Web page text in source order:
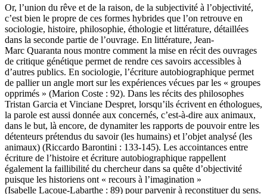
Or, l’union du rêve et de la raison, de la subjectivité à l’objectivité,
c’est bien le propre de ces formes hybrides que l’on retrouve en
sociologie, histoire, philosophie, éthologie et littérature, détaillées
dans la seconde partie de l’ouvrage. En littérature, Jean-
Marc Quaranta nous montre comment la mise en récit des ouvrages
de critique génétique permet de rendre ces savoirs accessibles à
d’autres publics. En sociologie, l’écriture autobiographique permet
de pallier un angle mort sur les expériences vécues par les « groupes
opprimés » (Marion Coste : 92). Dans les récits des philosophes
Tristan Garcia et Vinciane Despret, lorsqu’ils écrivent en éthologues,
la parole est aussi donnée aux concernés, c’est-à-dire aux animaux,
dans le but, là encore, de dynamiter les rapports de pouvoir entre les
détenteurs prétendus du savoir (les humains) et l’objet analysé (les
animaux) (Riccardo Barontini : 133-145). Les accointances entre
écriture de l’histoire et écriture autobiographique rappellent
également la faillibilité du chercheur dans sa quête d’objectivité
puisque les historiens ont « recours à l’imagination »
(Isabelle Lacoue-Labarthe : 89) pour parvenir à reconstituer du sens.